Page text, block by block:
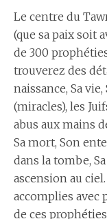
Le centre du
(que sa paix soit
de 300
trouverez des
naissance, Sa
(miracles), les
abus aux mains
Sa mort, Son
dans la tombe,
ascension au
accomplies avec
de ces